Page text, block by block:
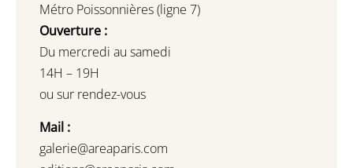
Métro Poissonnières (ligne 7)
Ouverture :
Du mercredi au samedi
14H – 19H
ou sur rendez-vous
Mail :
galerie@areaparis.com